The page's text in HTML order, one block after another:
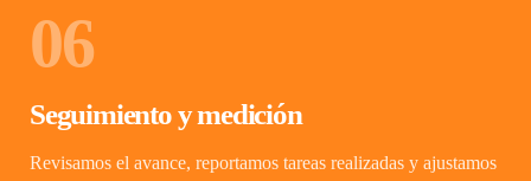
06
Seguimiento y medición
Revisamos el avance, reportamos tareas realizadas y ajustamos